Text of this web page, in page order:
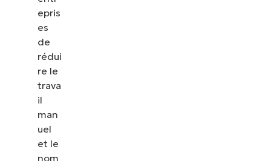
epris
es
de
rédui
re le
trava
il
man
uel
et le
nom